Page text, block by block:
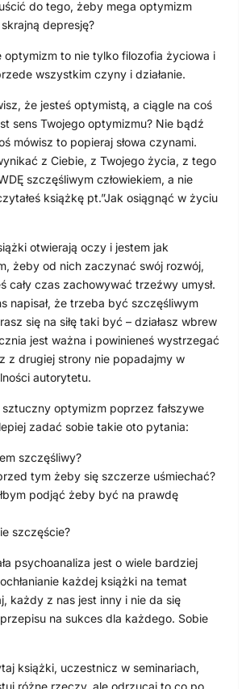
do tego, żeby mega optymizm
depresję?
optymizm to nie tylko filozofia życiowa i
wszystkim czyny i działanie.
że jesteś optymistą, a ciągle na coś
sens Twojego optymizmu? Nie bądź
mówisz to popieraj słowa czynami.
z Ciebie, z Twojego życia, z tego
szczęśliwym człowiekiem, a nie
książkę pt.”Jak osiągnąć w życiu
otwierają oczy i jestem jak
żeby od nich zaczynać swój rozwój,
cały czas zachowywać trzeźwy umysł.
napisał, że trzeba być szczęśliwym
się na siłę taki być – działasz wbrew
jest ważna i powinieneś wystrzegać
z drugiej strony nie popadajmy w
autorytetu.
optymizm poprzez fałszywe
zadać sobie takie oto pytania:
szczęśliwy?
tym żeby się szczerze uśmiechać?
podjąć żeby być na prawdę
szczęście?
psychoanaliza jest o wiele bardziej
każdej książki na temat
każdy z nas jest inny i nie da się
na sukces dla każdego. Sobie
książki, uczestnicz w seminariach,